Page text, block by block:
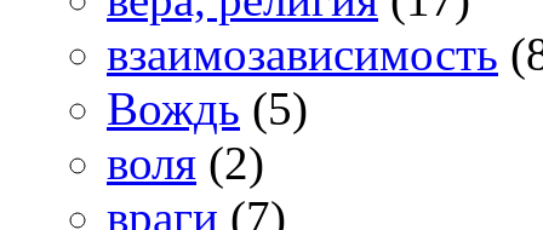
взаимозависимость
Вождь (5)
воля (2)
враги (7)